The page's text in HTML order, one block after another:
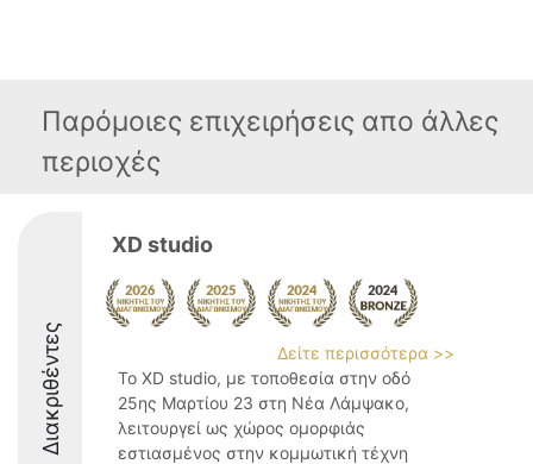
Παρόμοιες επιχειρήσεις απο άλλες
περιοχές
Διακριθέντες
XD studio
Δείτε περισσότερα >>
Το XD studio, με τοποθεσία στην οδό
25ης Μαρτίου 23 στη Νέα Λάμψακο,
λειτουργεί ως χώρος ομορφιάς
εστιασμένος στην κομμωτική τέχνη